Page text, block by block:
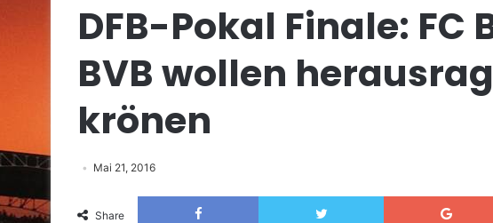
DFB-Pokal Finale: FC
BVB wollen
krönen
Mai 21, 2016
Share
Facebook Twitter